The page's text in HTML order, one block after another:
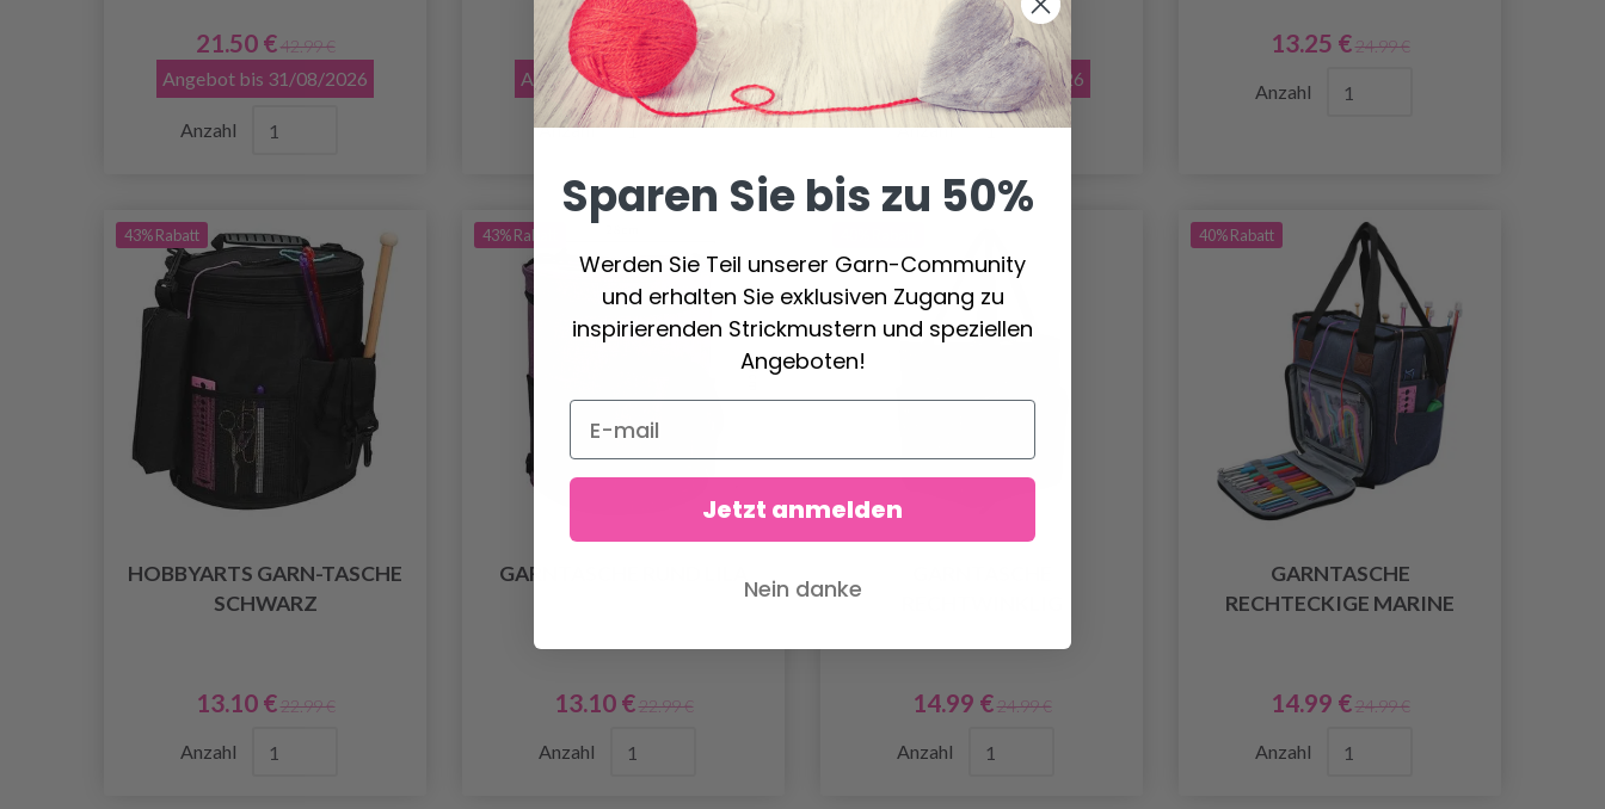
21.50 € 42.99 €
Angebot bis 31/08/2026
Anzahl
21.50 €42.99 €
Angebot bis 31/08/2026
Anzahl
21.50 €42.99 €
Angebot bis 31/08/2026
Anzahl
13.25 € 24.99 €
Anzahl
43% Rabatt
HOBBYARTS GARN-TASCHE
SCHWARZ
13.10 € 22.99 €
Anzahl
43% Rabatt
GARNTASCHE RUND LILA
13.10 € 22.99 €
Anzahl
14.99 € 24.99 €
Anzahl
40% Rabatt
GARNTASCHE
RECHTECKIGE MARINE
14.99 € 24.99 €
Anzahl
Sparen Sie bis zu 50%
Werden Sie Teil unserer Garn-Community
und erhalten Sie exklusiven Zugang zu
inspirierenden Strickmustern und speziellen
Angeboten!
Jetzt anmelden
Nein danke